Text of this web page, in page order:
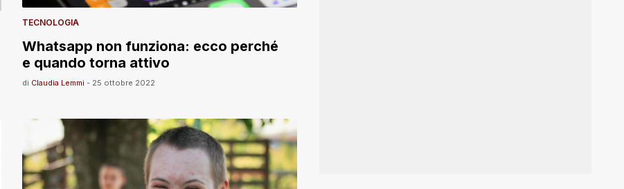
TECNOLOGIA
Whatsapp non funziona: ecco perché
e quando torna attivo
di Claudia Lemmi - 25 ottobre 2022